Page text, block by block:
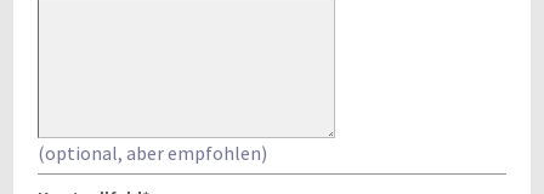
(optional, aber empfohlen)